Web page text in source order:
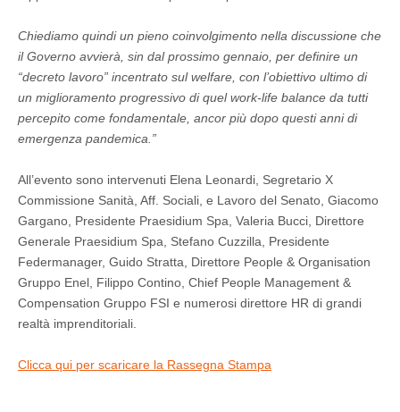
Chiediamo quindi un pieno coinvolgimento nella discussione che
il Governo avvierà, sin dal prossimo gennaio, per definire un
“decreto lavoro” incentrato sul welfare, con l’obiettivo ultimo di
un miglioramento progressivo di quel work-life balance da tutti
percepito come fondamentale, ancor più dopo questi anni di
emergenza pandemica.”
All’evento sono intervenuti Elena Leonardi, Segretario X
Commissione Sanità, Aff. Sociali, e Lavoro del Senato, Giacomo
Gargano, Presidente Praesidium Spa, Valeria Bucci, Direttore
Generale Praesidium Spa, Stefano Cuzzilla, Presidente
Federmanager, Guido Stratta, Direttore People & Organisation
Gruppo Enel, Filippo Contino, Chief People Management &
Compensation Gruppo FSI e numerosi direttore HR di grandi
realtà imprenditoriali.
Clicca qui per scaricare la Rassegna Stampa